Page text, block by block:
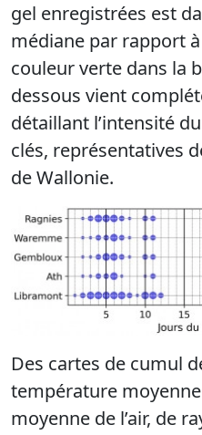
gel enregistrées est
médiane par rapport
couleur verte dans la
dessous vient
détaillant l’intensité
clés, représentatives
de Wallonie.
Des cartes de cumul
température moyenne
moyenne de l’air, de